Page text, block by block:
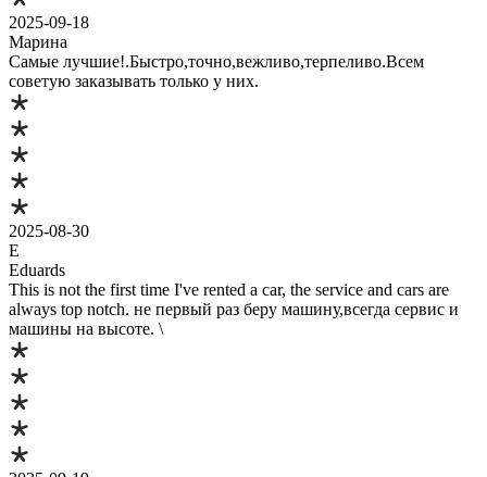
2025-09-18
Марина
Самые лучшие!.Быстро,точно,вежливо,терпеливо.Всем
советую заказывать только у них.
2025-08-30
E
Eduards
This is not the first time I've rented a car, the service and cars are
always top notch. не первый раз беру машину,всегда сервис и
машины на высоте. \